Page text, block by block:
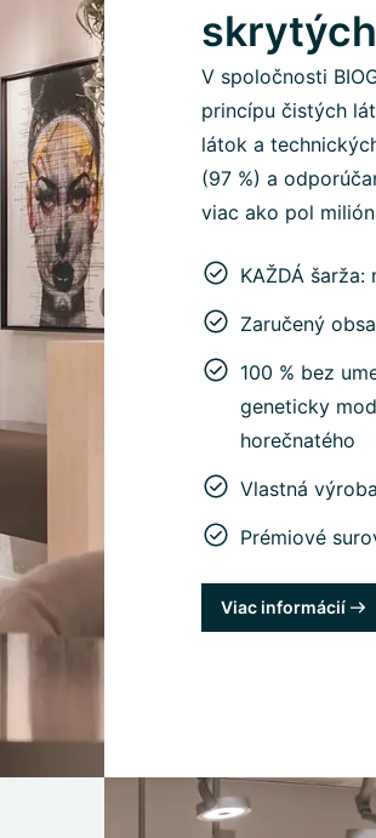
V spoločnosti
princípu čistých
látok a
(97 %) a
viac ako pol
KAŽDÁ
Zaručený
100 % bez
geneticky
horečnatého
Vlastná
Prémiové
Viac informácií